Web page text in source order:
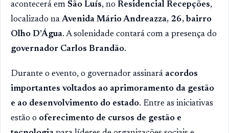
acontecerá em São Luís, no Residencial Recepções,
localizado naAvenida Mário Andreazza, 26, bairro
Olho D’Água. A solenidade contará com a presença do
governador Carlos Brandão.
Durante o evento, o governador assinará acordos
importantes voltados ao aprimoramento da gestão
e ao desenvolvimento do estado. Entre as iniciativas
estão o oferecimento de cursos de gestão e